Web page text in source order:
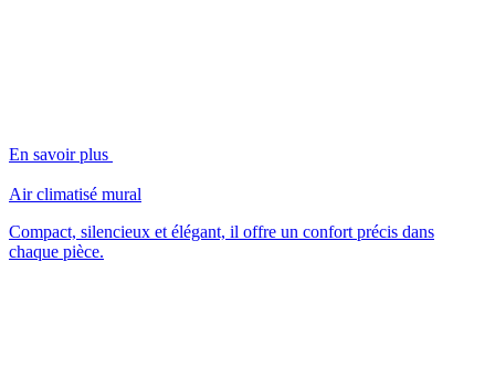
En savoir plus
Air climatisé mural
Compact, silencieux et élégant, il offre un confort précis dans
chaque pièce.